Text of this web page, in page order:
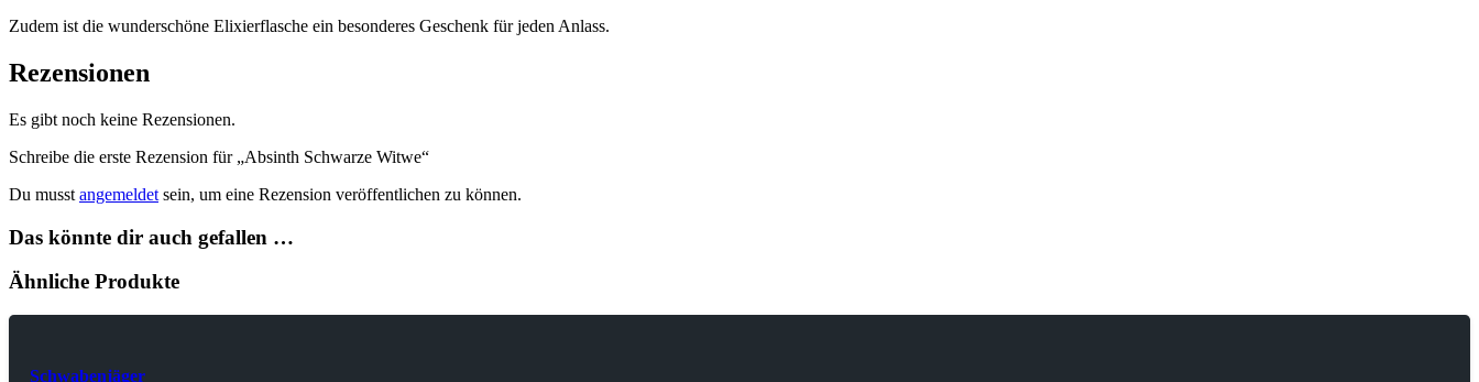
Zudem ist die wunderschöne Elixierflasche ein besonderes Geschenk für jeden Anlass.
Rezensionen
Es gibt noch keine Rezensionen.
Schreibe die erste Rezension für „Absinth Schwarze Witwe“
Du musst angemeldet sein, um eine Rezension veröffentlichen zu können.
Das könnte dir auch gefallen …
Ähnliche Produkte
Schwabenjäger